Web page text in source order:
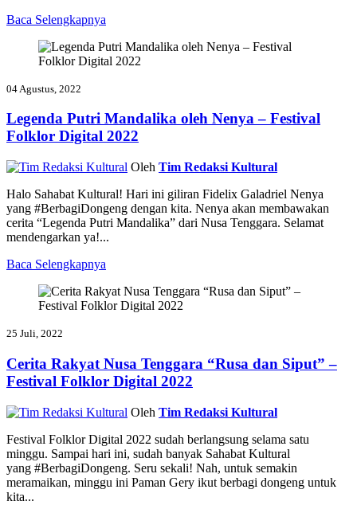
Baca Selengkapnya
04 Agustus, 2022
Legenda Putri Mandalika oleh Nenya – Festival
Folklor Digital 2022
Oleh Tim Redaksi Kultural
Halo Sahabat Kultural! Hari ini giliran Fidelix Galadriel Nenya
yang #BerbagiDongeng dengan kita. Nenya akan membawakan
cerita “Legenda Putri Mandalika” dari Nusa Tenggara. Selamat
mendengarkan ya!...
Baca Selengkapnya
25 Juli, 2022
Cerita Rakyat Nusa Tenggara “Rusa dan Siput” –
Festival Folklor Digital 2022
Oleh Tim Redaksi Kultural
Festival Folklor Digital 2022 sudah berlangsung selama satu
minggu. Sampai hari ini, sudah banyak Sahabat Kultural
yang #BerbagiDongeng. Seru sekali! Nah, untuk semakin
meramaikan, minggu ini Paman Gery ikut berbagi dongeng untuk
kita...